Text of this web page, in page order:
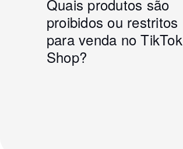
Quais produtos são
proibidos ou restritos
para venda no TikTok
Shop?